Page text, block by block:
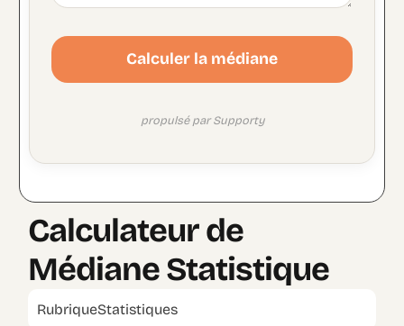
Calculer la médiane
propulsé par Supporty
Calculateur de
Médiane Statistique
RubriqueStatistiques